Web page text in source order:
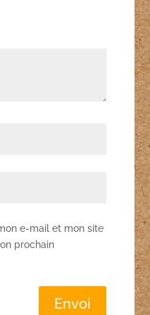
e-mail et mon site
prochain
Envoi